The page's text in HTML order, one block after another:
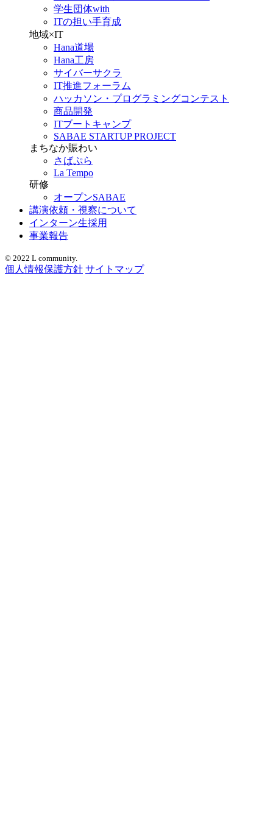
学生団体with
ITの担い手育成
地域×IT
Hana道場
Hana工房
サイバーサクラ
IT推進フォーラム
ハッカソン・プログラミングコンテスト
商品開発
ITブートキャンプ
SABAE STARTUP PROJECT
まちなか賑わい
さばぷら
La Tempo
研修
オープンSABAE
講演依頼・視察について
インターン生採用
事業報告
© 2022 L community.
個人情報保護方針 サイトマップ